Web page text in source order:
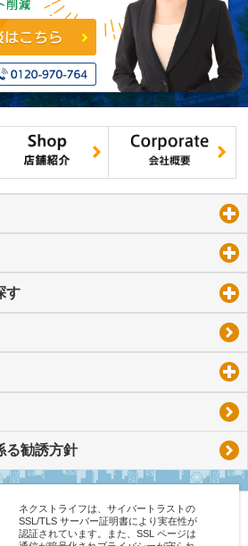
す
る勧誘方針
ネクストライフは、サイバートラストの
SSL/TLS サーバー証明書により実在性が
認証されています。また、SSL ページは